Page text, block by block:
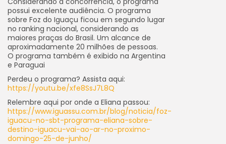
possui excelente audiência. O programa
sobre Foz do Iguaçu ficou em segundo lugar
no ranking nacional, considerando as
maiores praças do Brasil. Um alcance de
aproximadamente 20 milhões de pessoas.
O programa também é exibido na Argentina
e Paraguai
Perdeu o programa? Assista aqui:
https://youtu.be/xfe8SsJ7L8Q
Relembre aqui por onde a Eliana passou:
https://www.iguassu.com.br/blog/noticia/foz-
iguacu-no-sbt-programa-eliana-sobre-
destino-iguacu-vai-ao-ar-no-proximo-
domingo-25-de-junho/